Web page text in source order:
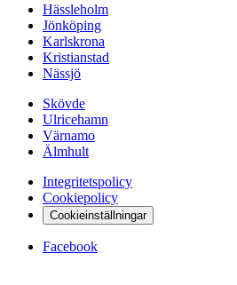
Hässleholm
Jönköping
Karlskrona
Kristianstad
Nässjö
Skövde
Ulricehamn
Värnamo
Älmhult
Integritetspolicy
Cookiepolicy
Cookieinställningar
Facebook